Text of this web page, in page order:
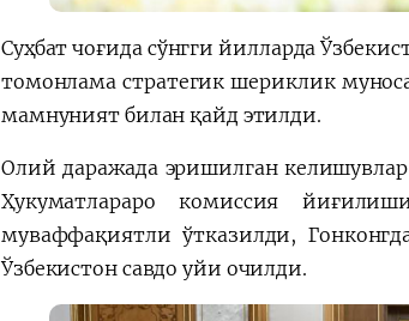
Суҳбат чоғида сўнгги йилларда
томонлама стратегик шериклик
мамнуният билан қайд этилди.
Олий даражада эришилган
Ҳукуматлараро комиссия
муваффақиятли ўтказилди,
Ўзбекистон савдо уйи очилди.